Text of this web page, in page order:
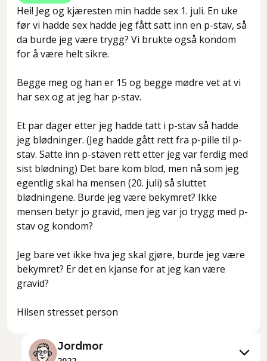
Hei! Jeg og kjæresten min hadde sex 1. juli. En uke
før vi hadde sex hadde jeg fått satt inn en p-stav, så
da burde jeg være trygg? Vi brukte også kondom
for å være helt sikre.
Begge meg og han er 15 og begge mødre vet at vi
har sex og at jeg har p-stav.
Et par dager etter jeg hadde tatt i p-stav så hadde
jeg blødninger. (Jeg hadde gått rett fra p-pille til p-
stav. Satte inn p-staven rett etter jeg var ferdig med
sist blødning) Det bare kom blod, men nå som jeg
egentlig skal ha mensen (20. juli) så sluttet
blødningene. Burde jeg være bekymret? Ikke
mensen betyr jo gravid, men jeg var jo trygg med p-
stav og kondom?
Jeg bare vet ikke hva jeg skal gjøre, burde jeg være
bekymret? Er det en kjanse for at jeg kan være
gravid?
Hilsen stresset person
Jordmor